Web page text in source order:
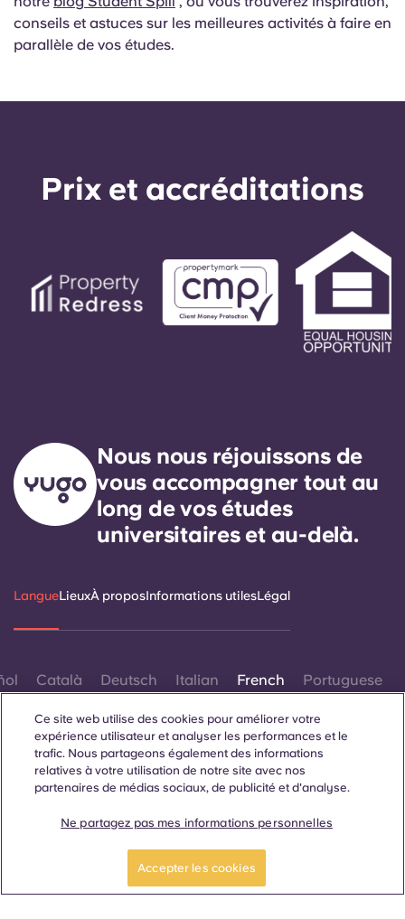
conseils et astuces sur les meilleures activités à faire en
parallèle de vos études.
Prix ​​et accréditations
Nous nous réjouissons de
vous accompagner tout au
long de vos études
universitaires et au-delà.
LangueLieuxÀ proposInformations utilesLégal
Català Deutsch Italian French Portuguese
Lorsque des termes désignant un genre spécifique
Ce site web utilise des cookies pour améliorer votre
expérience utilisateur et analyser les performances et le
trafic. Nous partageons également des informations
relatives à votre utilisation de notre site avec nos
partenaires de médias sociaux, de publicité et d'analyse.
Ne partagez pas mes informations personnelles
Accepter les cookies